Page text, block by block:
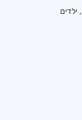
, ילדים